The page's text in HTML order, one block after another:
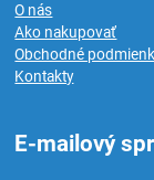
O nás
Ako nakupovať
Obchodné
Kontakty
E-mailový